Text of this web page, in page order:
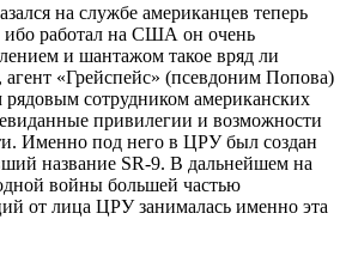
на службе американцев теперь
ибо работал на США он очень
и шантажом такое вряд ли
агент «Грейспейс» (псевдоним Попова)
сотрудником американских
привилегии и возможности
Именно под него в ЦРУ был создан
название SR-9. В дальнейшем на
войны большей частью
от лица ЦРУ занималась именно эта